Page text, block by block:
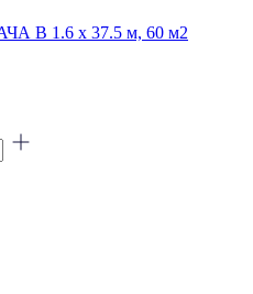
В 1.6 x 37.5 м, 60 м2